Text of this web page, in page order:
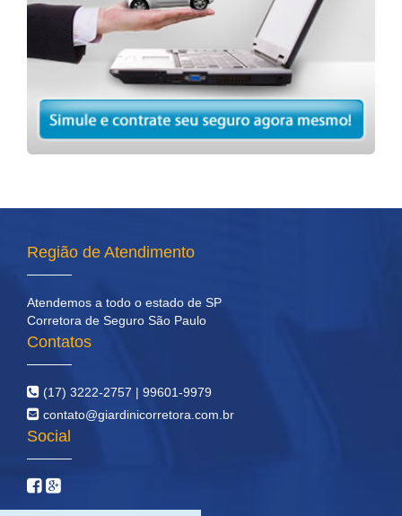
Região de Atendimento
Atendemos a todo o estado de SP
Corretora de Seguro São Paulo
Contatos
(17) 3222-2757 | 99601-9979
contato@giardinicorretora.com.br
Social